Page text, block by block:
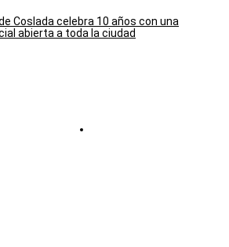
Coslada celebra 10 años con una
abierta a toda la ciudad
Política de cookies